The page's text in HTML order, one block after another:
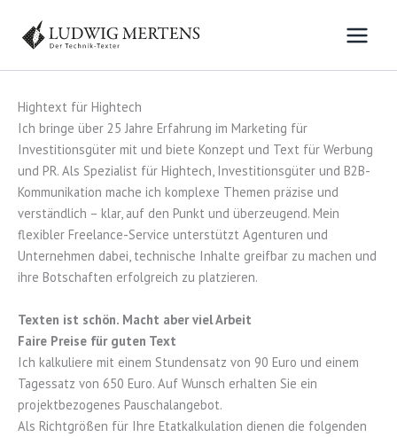
Inhalt
springen
Hightext für Hightech
Ich bringe über 25 Jahre Erfahrung im Marketing für
Investitionsgüter mit und biete Konzept und Text für Werbung
und PR. Als Spezialist für Hightech, Investitionsgüter und B2B-
Kommunikation mache ich komplexe Themen präzise und
verständlich – klar, auf den Punkt und überzeugend. Mein
flexibler Freelance-Service unterstützt Agenturen und
Unternehmen dabei, technische Inhalte greifbar zu machen und
ihre Botschaften erfolgreich zu platzieren.
Texten ist schön. Macht aber viel Arbeit
Faire Preise für guten Text
Ich kalkuliere mit einem Stundensatz von 90 Euro und einem
Tagessatz von 650 Euro. Auf Wunsch erhalten Sie ein
projektbezogenes Pauschalangebot.
Als Richtgrößen für Ihre Etatkalkulation dienen die folgenden